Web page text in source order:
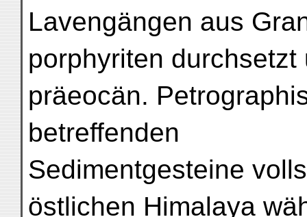
Lavengängen aus
porphyriten
präeocän.
betreffenden
Sedimentgesteine
östlichen Himalaya